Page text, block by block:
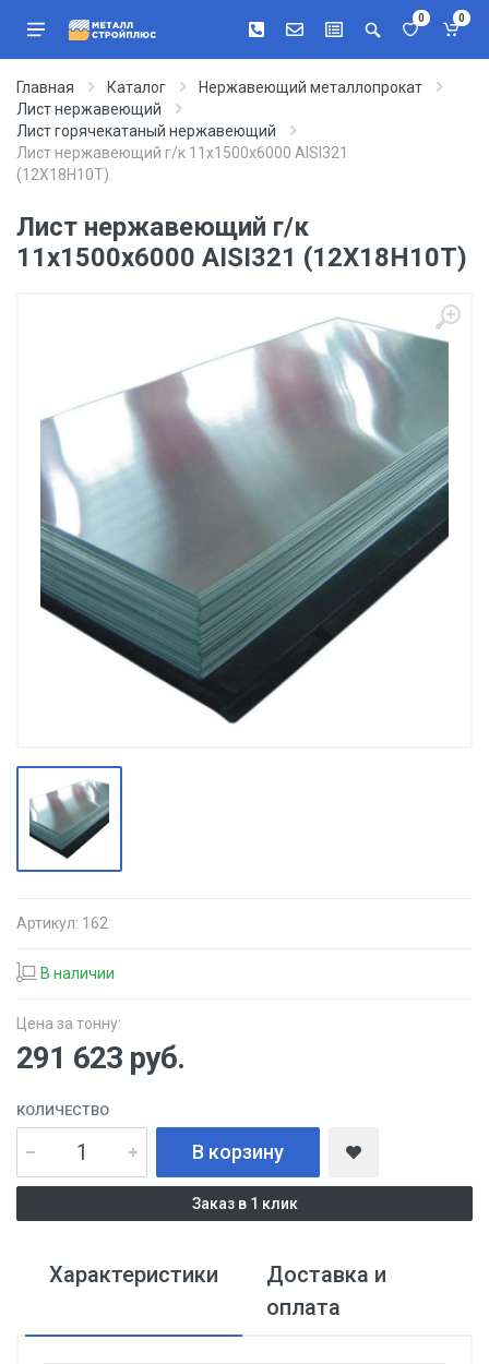
0 0
Главная Каталог
Нержавеющий металлопрокат
Лист нержавеющий
Лист горячекатаный нержавеющий
Лист нержавеющий г/к 11х1500х6000 AISI321
(12Х18Н10Т)
Лист нержавеющий г/к
11х1500х6000 AISI321 (12Х18Н10Т)
Артикул: 162
В наличии
Цена за тонну:
291 623 руб.
КОЛИЧЕСТВО
В корзину
Заказ в 1 клик
Характеристики
Доставка и
оплата